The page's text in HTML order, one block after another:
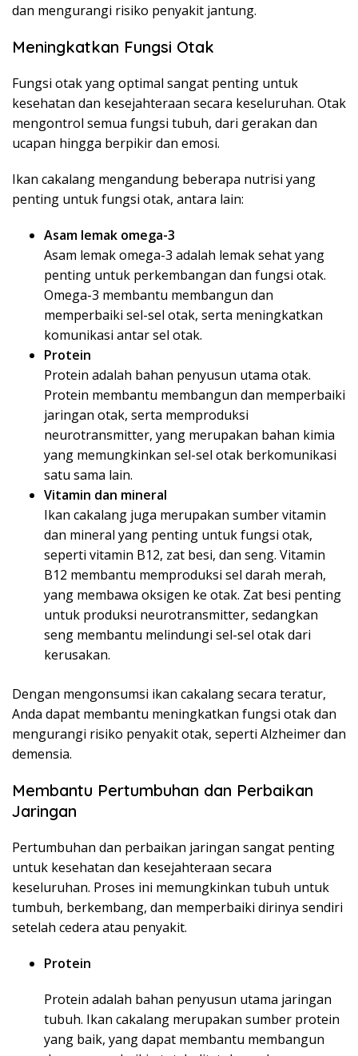
dan mengurangi risiko penyakit jantung.
Meningkatkan Fungsi Otak
Fungsi otak yang optimal sangat penting untuk
kesehatan dan kesejahteraan secara keseluruhan. Otak
mengontrol semua fungsi tubuh, dari gerakan dan
ucapan hingga berpikir dan emosi.
Ikan cakalang mengandung beberapa nutrisi yang
penting untuk fungsi otak, antara lain:
Asam lemak omega-3
Asam lemak omega-3 adalah lemak sehat yang
penting untuk perkembangan dan fungsi otak.
Omega-3 membantu membangun dan
memperbaiki sel-sel otak, serta meningkatkan
komunikasi antar sel otak.
Protein
Protein adalah bahan penyusun utama otak.
Protein membantu membangun dan memperbaiki
jaringan otak, serta memproduksi
neurotransmitter, yang merupakan bahan kimia
yang memungkinkan sel-sel otak berkomunikasi
satu sama lain.
Vitamin dan mineral
Ikan cakalang juga merupakan sumber vitamin
dan mineral yang penting untuk fungsi otak,
seperti vitamin B12, zat besi, dan seng. Vitamin
B12 membantu memproduksi sel darah merah,
yang membawa oksigen ke otak. Zat besi penting
untuk produksi neurotransmitter, sedangkan
seng membantu melindungi sel-sel otak dari
kerusakan.
Dengan mengonsumsi ikan cakalang secara teratur,
Anda dapat membantu meningkatkan fungsi otak dan
mengurangi risiko penyakit otak, seperti Alzheimer dan
demensia.
Membantu Pertumbuhan dan Perbaikan
Jaringan
Pertumbuhan dan perbaikan jaringan sangat penting
untuk kesehatan dan kesejahteraan secara
keseluruhan. Proses ini memungkinkan tubuh untuk
tumbuh, berkembang, dan memperbaiki dirinya sendiri
setelah cedera atau penyakit.
Protein
Protein adalah bahan penyusun utama jaringan
tubuh. Ikan cakalang merupakan sumber protein
yang baik, yang dapat membantu membangun